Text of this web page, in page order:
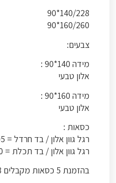
140/228*90
160/260*90
צבעים:
מידה 140*90 :
אלון טבעי
מידה 160*90 :
אלון טבעי
כסאות :
רגל גוון אלון / בד חרדל = 1005 + קדר בד בג’
רגל גוון אלון / בד תכלת = 1010 + קדר בד בג’
בהזמנת 5 כסאות מקבלים 3 חרדל 2 תכלת